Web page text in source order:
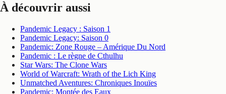
À découvrir aussi
Pandemic Legacy : Saison 1
Pandemic Legacy: Saison 0
Pandemic: Zone Rouge – Amérique Du Nord
Pandemic : Le règne de Cthulhu
Star Wars: The Clone Wars
World of Warcraft: Wrath of the Lich King
Unmatched Aventures: Chroniques Inouïes
Pandemic: Montée des Eaux